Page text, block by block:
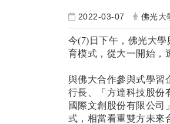
2022-03-07 佛光大
今(7)日下午，佛光大
育模式，從大一開始，
與佛大合作參與式學習
行長、「方達科技股份
國際文創股份有限公
式，相當看重雙方未來